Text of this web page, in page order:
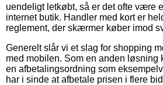
uendeligt letkøbt, så er det ofte være
internet butik. Handler med kort er
reglement, der skærmer køber imod
Generelt slår vi et slag for shopping
med mobilen. Som en anden løsning
en afbetalingsordning som
har i sinde at afbetale prisen i flere